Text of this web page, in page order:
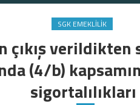
SGK EMEKLILIK
çıkış
(4/b)
sigortalılıkları